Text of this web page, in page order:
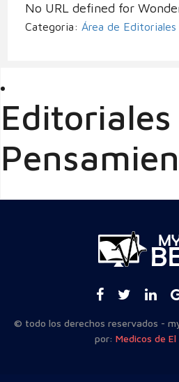
No URL defined for
Categoria: Área de Editoriales
© todo los derechos reservados -
por: Medicos de